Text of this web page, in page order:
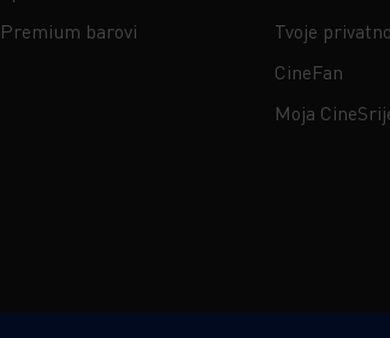
Premium barovi
Tvoje
CineFan
Moja